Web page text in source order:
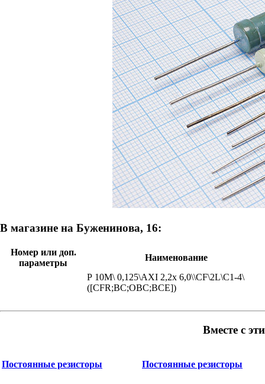
В магазине на Буженинова, 16:
Номер или доп.
параметры
Наименование
Р 10М\ 0,125\AXI 2,2x 6,0\\CF\2L\С1-4\
([CFR;ВС;ОВС;ВСЕ])
Вместе с
Постоянные резисторы Постоянные резисторы